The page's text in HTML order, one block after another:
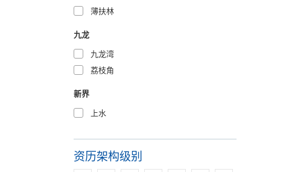
薄扶林
九龙
九龙湾
荔枝角
新界
上水
资历架构级别